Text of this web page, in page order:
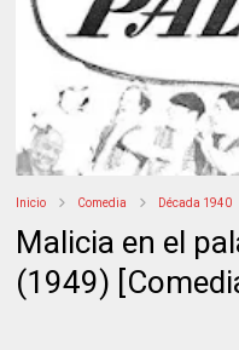
Inicio Comedia Década 1940
Malicia en el
(1949)